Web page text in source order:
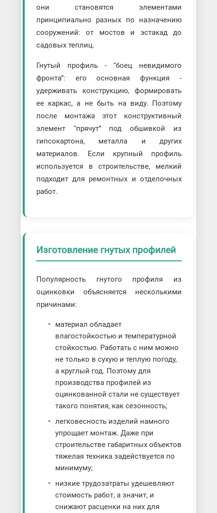
они становятся элементами
принципиально разных по назначению
сооружений: от мостов и эстакад до
садовых теплиц.
Гнутый профиль - “боец невидимого
фронта”: его основная функция -
удерживать конструкцию, формировать
ее каркас, а не быть на виду. Поэтому
после монтажа этот конструктивный
элемент “прячут” под обшивкой из
гипсокартона, металла и других
материалов. Если крупный профиль
используется в строительстве, мелкий
подходит для ремонтных и отделочных
работ.
Изготовление гнутых профилей
Популярность гнутого профиля из
оцинковки объясняется несколькими
причинами:
материал обладает
влагостойкостью и температурной
стойкостью. Работать с ним можно
не только в сухую и теплую погоду,
а круглый год. Поэтому для
производства профилей из
оцинкованной стали не существует
такого понятия, как сезонность;
легковесность изделий намного
упрощает монтаж. Даже при
строительстве габаритных объектов
тяжелая техника задействуется по
минимуму;
низкие трудозатраты удешевляют
стоимость работ, а значит, и
снижают расценки на них для